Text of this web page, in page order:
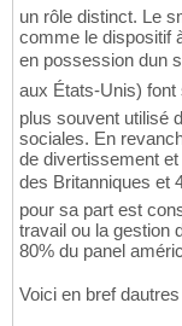
un rôle distinct. Le
comme le dispositif
en possession dun
aux États-Unis) font
plus souvent utilisé
sociales. En
de divertissement
des Britanniques et
pour sa part est
travail ou la gestion
80% du panel
Voici en bref